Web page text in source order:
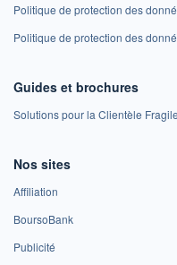
Politique de protection des
Politique de protection des
Guides et brochures
Solutions pour la Clientèle Fragile
Nos sites
Affiliation
BoursoBank
Publicité